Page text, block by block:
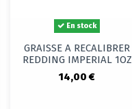
En stock
GRAISSE A RECALIBRER
REDDING IMPERIAL 1OZ
14,00 €